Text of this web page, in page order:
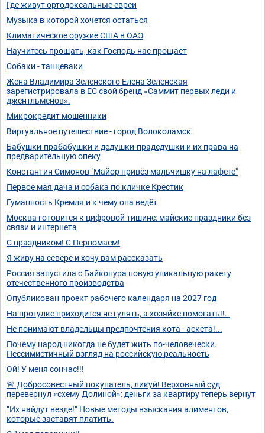
Где живут ортодоксальные евреи
Музыка в которой хочется остаться
Климатическое оружие США в ОАЭ
Научитесь прощать, как Господь нас прощает
Собаки - танцеваки
Жена Владимира Зеленского Елена Зеленская
зарегистрировала в ЕС свой бренд «Саммит первых леди и
джентльменов».
Микрокредит мошенники
Виртуальное путешествие - город Волоколамск
Бабушки-прабабушки и дедушки-прадедушки и их права на
предварительную опеку
Константин Симонов "Майор привёз мальчишку на лафете"
Первое мая дача и собака по кличке Крестик
Гуманность Кремля и к чему она ведёт
Москва готовится к цифровой тишине: майские праздники без
связи и интернета
С праздником! С Первомаем!
Я живу на севере и хочу вам рассказать
Россия запустила с Байконура новую уникальную ракету
отечественного производства
Опубликован проект рабочего календаря на 2027 год
На прогулке приходится не гулять, а хозяйке помогать!!..
Не понимают владельцы предпочтения кота - аскета!...
Почему народ никогда не будет жить по-человечески.
Пессимистичный взгляд на российскую реальность
Ой! У меня сончас!!!
🚨 Добросовестный покупатель, ликуй! Верховный суд
перевернул «схему Долиной»: деньги за квартиру теперь вернут
“Их найдут везде!” Новые методы взыскания алиментов,
которые заставят платить.